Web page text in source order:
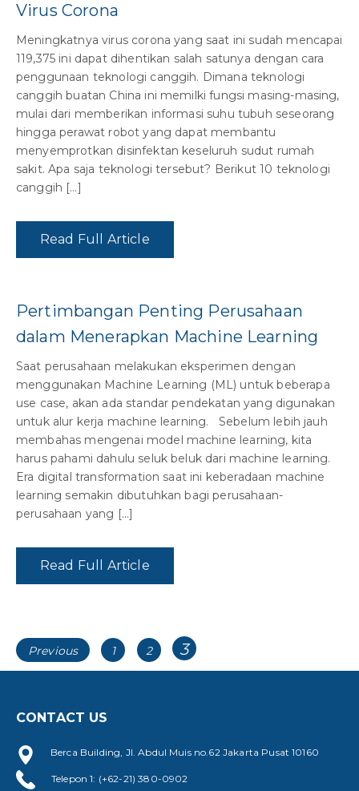
Virus Corona
Meningkatnya virus corona yang saat ini sudah mencapai
119,375 ini dapat dihentikan salah satunya dengan cara
penggunaan teknologi canggih. Dimana teknologi
canggih buatan China ini memilki fungsi masing-masing,
mulai dari memberikan informasi suhu tubuh seseorang
hingga perawat robot yang dapat membantu
menyemprotkan disinfektan keseluruh sudut rumah
sakit. Apa saja teknologi tersebut? Berikut 10 teknologi
canggih […]
Read Full Article
Pertimbangan Penting Perusahaan
dalam Menerapkan Machine Learning
Saat perusahaan melakukan eksperimen dengan
menggunakan Machine Learning (ML) untuk beberapa
use case, akan ada standar pendekatan yang digunakan
untuk alur kerja machine learning. Sebelum lebih jauh
membahas mengenai model machine learning, kita
harus pahami dahulu seluk beluk dari machine learning.
Era digital transformation saat ini keberadaan machine
learning semakin dibutuhkan bagi perusahaan-
perusahaan yang […]
Read Full Article
Posts
navigation
Previous Page
1 Page
2 Page
3
CONTACT US
Berca Building, Jl. Abdul Muis no.62 Jakarta Pusat 10160
Telepon 1: (+62-21) 380-0902